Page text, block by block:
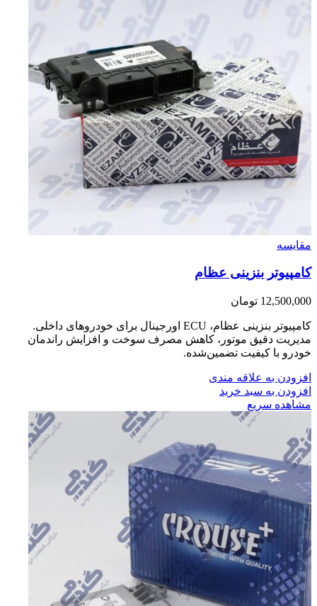
مقایسه
کامپیوتر بنزینی عظام
12,500,000 تومان
کامپیوتر بنزینی عظام، ECU اورجینال برای خودروهای داخلی.
مدیریت دقیق موتور، کاهش مصرف سوخت و افزایش راندمان
خودرو با کیفیت تضمین‌شده.
افزودن به علاقه مندی
افزودن به سبد خرید
مشاهده سریع